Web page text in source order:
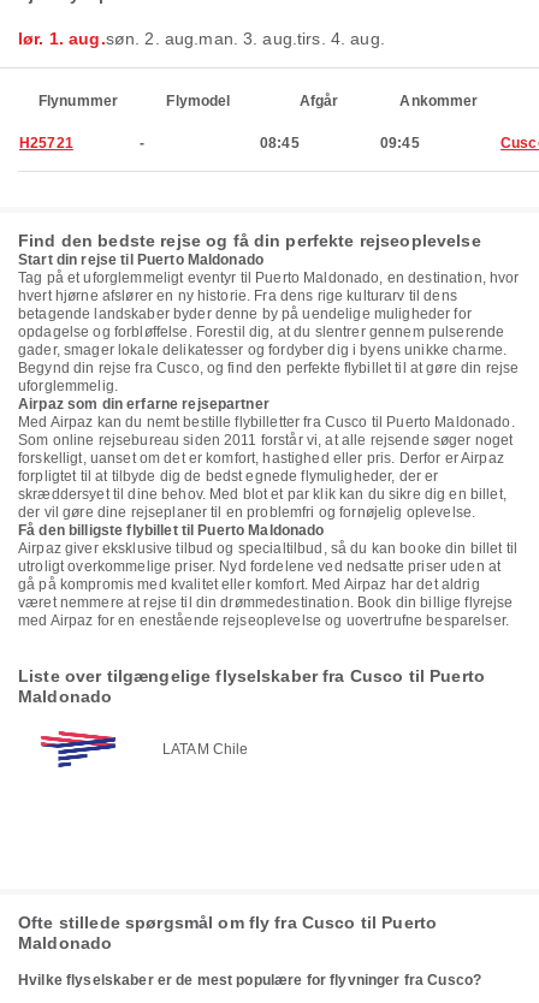
lør. 1. aug.søn. 2. aug. man. 3. aug.tirs. 4. aug.
Flynummer Flymodel Afgår Ankommer
H25721 - 08:45 09:45
Find den bedste rejse og få din perfekte rejseoplevelse
Start din rejse til Puerto Maldonado
Tag på et uforglemmeligt eventyr til Puerto Maldonado, en destination, hvor
hvert hjørne afslører en ny historie. Fra dens rige kulturarv til dens
betagende landskaber byder denne by på uendelige muligheder for
opdagelse og forbløffelse. Forestil dig, at du slentrer gennem pulserende
gader, smager lokale delikatesser og fordyber dig i byens unikke charme.
Begynd din rejse fra Cusco, og find den perfekte flybillet til at gøre din rejse
uforglemmelig.
Airpaz som din erfarne rejsepartner
Med Airpaz kan du nemt bestille flybilletter fra Cusco til Puerto Maldonado.
Som online rejsebureau siden 2011 forstår vi, at alle rejsende søger noget
forskelligt, uanset om det er komfort, hastighed eller pris. Derfor er Airpaz
forpligtet til at tilbyde dig de bedst egnede flymuligheder, der er
skræddersyet til dine behov. Med blot et par klik kan du sikre dig en billet,
der vil gøre dine rejseplaner til en problemfri og fornøjelig oplevelse.
Få den billigste flybillet til Puerto Maldonado
Airpaz giver eksklusive tilbud og specialtilbud, så du kan booke din billet til
utroligt overkommelige priser. Nyd fordelene ved nedsatte priser uden at
gå på kompromis med kvalitet eller komfort. Med Airpaz har det aldrig
været nemmere at rejse til din drømmedestination. Book din billige flyrejse
med Airpaz for en enestående rejseoplevelse og uovertrufne besparelser.
Liste over tilgængelige flyselskaber fra Cusco til Puerto
Maldonado
LATAM Chile
Ofte stillede spørgsmål om fly fra Cusco til Puerto
Maldonado
Hvilke flyselskaber er de mest populære for flyvninger fra Cusco?